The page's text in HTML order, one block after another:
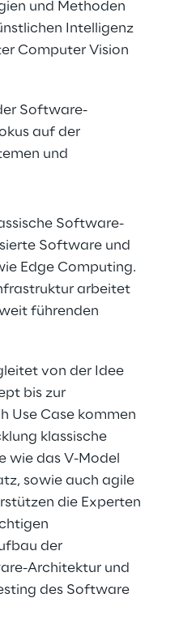
und Methoden
Intelligenz
Computer Vision
Software-
auf der
und
Software-
Software und
Edge Computing.
arbeitet
führenden
von der Idee
bis zur
Use Case kommen
klassische
wie das V-Model
sowie auch agile
die Experten
der
Architektur und
des Software